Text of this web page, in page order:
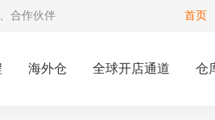
合作伙伴 首页
海外仓 全球开店通道 仓